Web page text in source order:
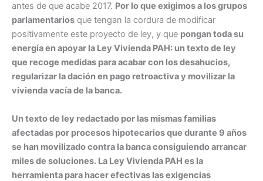
antes de que acabe 2017. Por lo que exigimos a los grupos
parlamentarios que tengan la cordura de modificar
positivamente este proyecto de ley, y que pongan toda su
energía en apoyar la Ley Vivienda PAH: un texto de ley
que recoge medidas para acabar con los desahucios,
regularizar la dación en pago retroactiva y movilizar la
vivienda vacía de la banca.
Un texto de ley redactado por las mismas familias
afectadas por procesos hipotecarios que durante 9 años
se han movilizado contra la banca consiguiendo arrancar
miles de soluciones. La Ley Vivienda PAH es la
herramienta para hacer efectivas las exigencias